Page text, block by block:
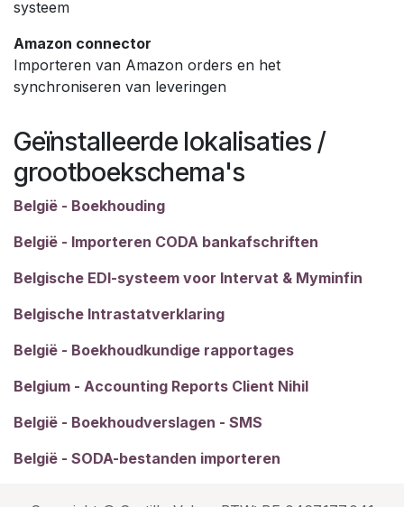
systeem
Amazon connector
Importeren van Amazon orders en het
synchroniseren van leveringen
Geïnstalleerde lokalisaties /
grootboekschema's
België - Boekhouding
België - Importeren CODA bankafschriften
Belgische EDI-systeem voor Intervat & Myminfin
Belgische Intrastatverklaring
België - Boekhoudkundige rapportages
Belgium - Accounting Reports Client Nihil
België - Boekhoudverslagen - SMS
België - SODA-bestanden importeren